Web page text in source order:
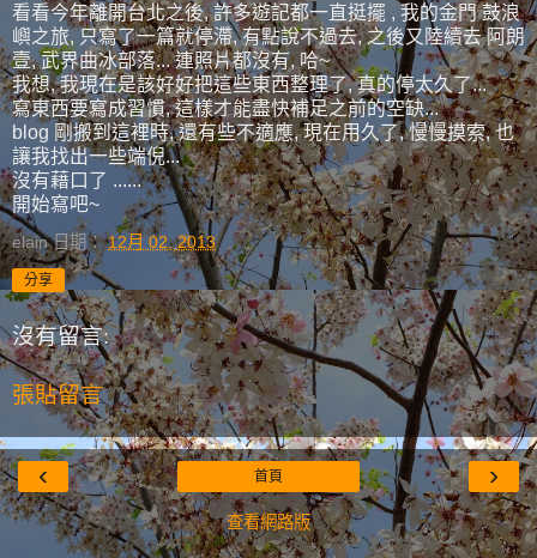
看看今年離開台北之後, 許多遊記都一直挺擺 , 我的金門 鼓浪
嶼之旅, 只寫了一篇就停滯, 有點說不過去, 之後又陸續去 阿朗
壹, 武界曲冰部落... 連照片都沒有, 哈~
我想, 我現在是該好好把這些東西整理了, 真的停太久了...
寫東西要寫成習慣, 這樣才能盡快補足之前的空缺...
blog 剛搬到這裡時, 還有些不適應, 現在用久了, 慢慢摸索, 也
讓我找出一些端倪...
沒有藉口了 ......
開始寫吧~
elain 日期：12月 02, 2013
分享
沒有留言:
張貼留言
‹ ›
首頁
查看網路版